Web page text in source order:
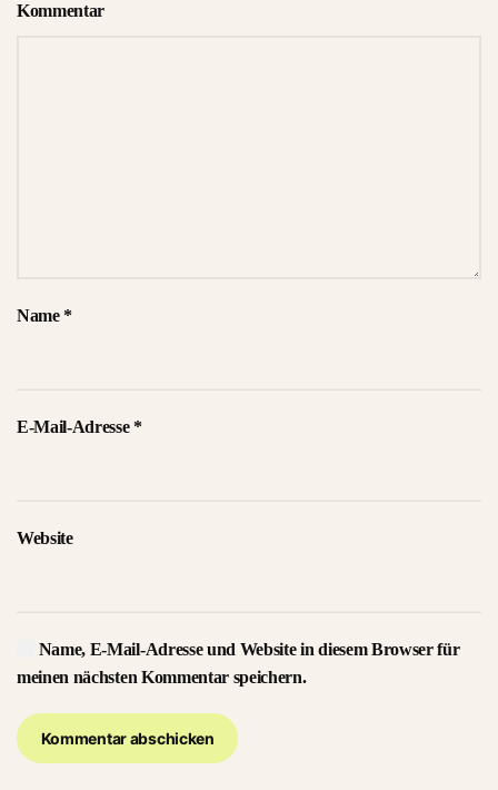
Kommentar
Name *
E-Mail-Adresse *
Website
Name, E-Mail-Adresse und Website in diesem Browser für
meinen nächsten Kommentar speichern.
Kommentar abschicken